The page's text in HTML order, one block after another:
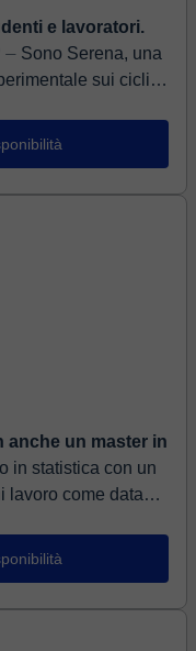
e lavoratori.
⏤ Sono Serena, una
sui cicli
anche un master in
lavoro come data